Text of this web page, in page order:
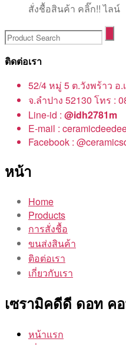
สั่งชื้อสินค้า คลิ๊ก!! ไลน์
ติดต่อเรา
52/4 หมู่ 5 ต.วังพร้าว อ.
จ.ลำปาง 52130 โทร :
Line-id : @idh2781m
E-mail :
Facebook :
หน้า
Home
Products
การสั่งชื้อ
ขนส่งสินค้า
ติอต่อเรา
เกี่ยวกับเรา
เซรามิคดีดี ดอท ค
หน้าแรก